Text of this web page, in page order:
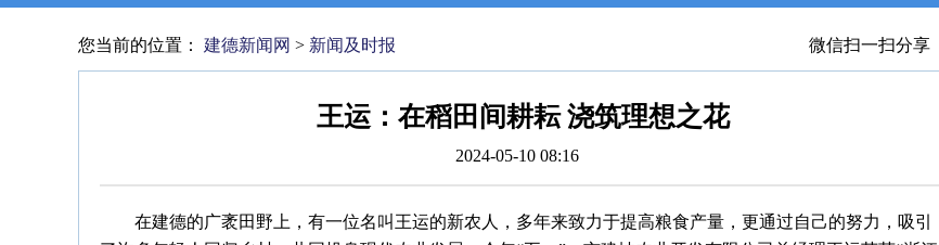
您当前的位置： 建德新闻网 > 新闻及时报 微信扫一扫分享
王运：在稻田间耕耘 浇筑理想之花
2024-05-10 08:16
在建德的广袤田野上，有一位名叫王运的新农人，多年来致力于提高粮食产量，更通过自己的努力，吸引